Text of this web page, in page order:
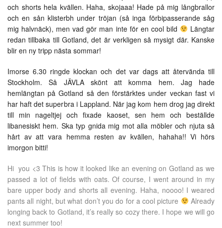
och shorts hela kvällen. Haha, skojaaa! Hade på mig långbrallor
och en sån klisterbh under tröjan (så inga förbipasserande såg
mig halvnäck), men vad gör man inte för en cool bild
Längtar
redan tillbaka till Gotland, det är verkligen så mysigt där. Kanske
blir en ny tripp nästa sommar!
Imorse 6.30 ringde klockan och det var dags att återvända till
Stockholm. Så JÄVLA skönt att komma hem. Jag hade
hemlängtan på Gotland så den förstärktes under veckan fast vi
har haft det superbra i Lappland. När jag kom hem drog jag direkt
till min nageltjej och fixade kaoset, sen hem och beställde
libanesiskt hem. Ska typ gnida mig mot alla möbler och njuta så
hårt av att vara hemma resten av kvällen, hahaha!! Vi hörs
imorgon bitti!
Hi you <3 This is how it looked like an evening on Gotland as we
passed a lot of fields with oats. Of course, I went around in my
bare upper body and shorts all evening. Haha, noooo! I weared
pants all night, but what don’t you do for a cool picture
Already
longing back to Gotland, it’s really so cozy there. I hope we will go
next summer too!